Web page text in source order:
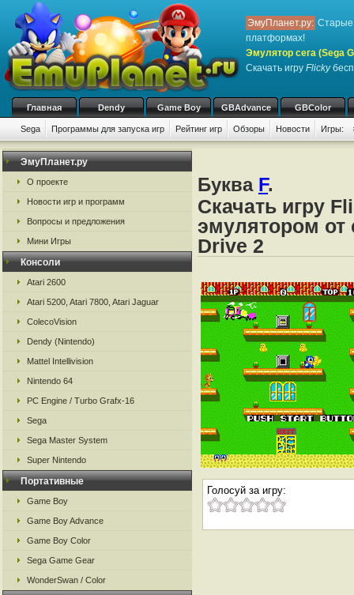
ЭмуПланет.ру: Старые
платформах!
Эмулятор сега (Sega
Скачать игру Flicky
Главная Dendy Game Boy GBAdvance GBColor
Sega Программы для запуска игр Рейтинг игр Обзоры Новости Игры:
ЭмуПланет.ру
О проекте
Новости игр и программ
Вопросы и предложения
Мини Игры
Консоли
Atari 2600
Atari 5200, Atari 7800, Atari Jaguar
ColecoVision
Dendy (Nintendo)
Mattel Intellivision
Nintendo 64
PC Engine / Turbo Grafx-16
Sega
Sega Master System
Super Nintendo
Портативные
Game Boy
Game Boy Advance
Game Boy Color
Sega Game Gear
WonderSwan / Color
Буква F.
Скачать игру
эмулятором от
Drive 2
Голосуй за игру: